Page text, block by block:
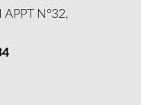
APPT N°32,